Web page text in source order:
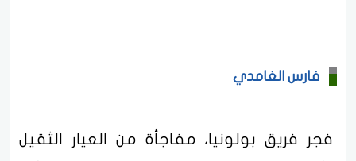
فارس الغامدي
فجر فريق بولونيا، مفاجأة من العيار الثقيل